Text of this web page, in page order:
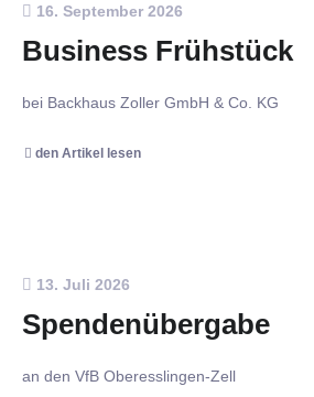
16. September 2026
Business Frühstück
bei Backhaus Zoller GmbH & Co. KG
den Artikel lesen
13. Juli 2026
Spendenübergabe
an den VfB Oberesslingen-Zell